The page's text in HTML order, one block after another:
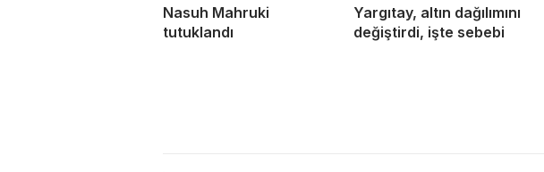
Nasuh Mahruki
tutuklandı
Yargıtay, altın dağılımını
değiştirdi, işte sebebi